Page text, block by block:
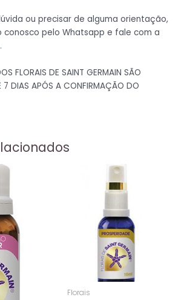
ou precisar de alguma orientação,
pelo Whatsapp e fale com a
FLORAIS DE SAINT GERMAIN SÃO
7 DIAS APÓS A CONFIRMAÇÃO DO
Florais